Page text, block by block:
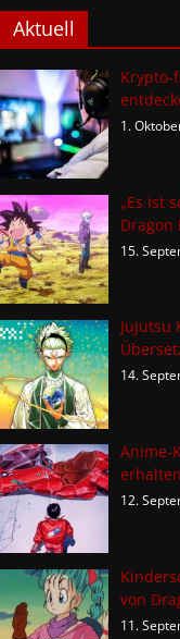
Aktuell
Krypto-
1.
„Es ist
Dragon
15.
Jujutsu
14.
Anime-
12.
von
11.